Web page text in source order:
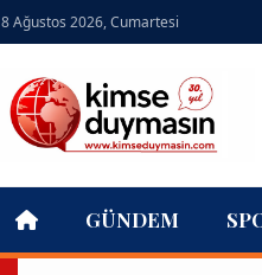
8 Ağustos 2026, Cumartesi
GÜNDEM